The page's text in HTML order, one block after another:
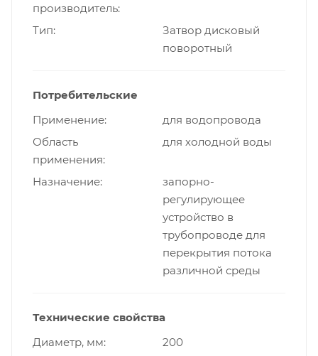
производитель
Тип
Затвор дисковый
поворотный
Потребительские
Применение
для водопровода
Область
применения
для холодной воды
Назначение
запорно-
регулирующее
устройство в
трубопроводе для
перекрытия потока
различной среды
Технические свойства
Диаметр, мм
200